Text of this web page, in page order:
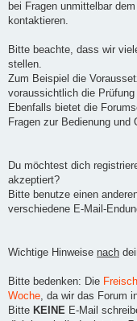
bei Fragen unmittelbar
kontaktieren.
Bitte beachte, dass wir
stellen.
Zum Beispiel die
voraussichtlich die
Ebenfalls bietet die
Fragen zur Bedienung und
Du möchtest dich
akzeptiert?
Bitte benutze einen
verschiedene E-Mail-
Wichtige Hinweise nach
Bitte bedenken: Die
Woche, da wir das Forum
Bitte KEINE E-Mail